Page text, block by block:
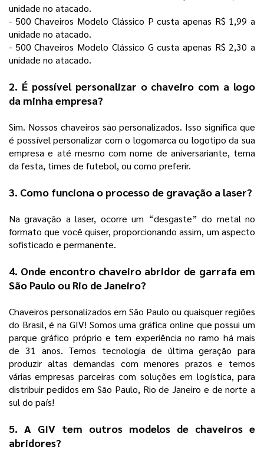
unidade no atacado.
- 500 Chaveiros Modelo Clássico P custa apenas R$ 1,99 a
unidade no atacado.
- 500 Chaveiros Modelo Clássico G custa apenas R$ 2,30 a
unidade no atacado.
2. É possível personalizar o chaveiro com a logo
da minha empresa?
Sim. Nossos chaveiros são personalizados. Isso significa que
é possível personalizar com o logomarca ou logotipo da sua
empresa e até mesmo com nome de aniversariante, tema
da festa, times de futebol, ou como preferir.
3. Como funciona o processo de gravação a laser?
Na gravação a laser, ocorre um “desgaste” do metal no
formato que você quiser, proporcionando assim, um aspecto
sofisticado e permanente.
4. Onde encontro chaveiro abridor de garrafa em
São Paulo ou Rio de Janeiro?
Chaveiros personalizados em São Paulo ou quaisquer regiões
do Brasil, é na GIV! Somos uma gráfica online que possui um
parque gráfico próprio e tem experiência no ramo há mais
de 31 anos. Temos tecnologia de última geração para
produzir altas demandas com menores prazos e temos
várias empresas parceiras com soluções em logística, para
distribuir pedidos em São Paulo, Rio de Janeiro e de norte a
sul do país!
5. A GIV tem outros modelos de chaveiros e
abridores?